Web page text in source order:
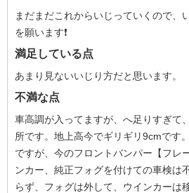
まだまだこれからいじっていくので、
を願います❗
満足している点
あまり見ないいじり方だと思います。
不満な点
車高調が入ってますが、へ足りすぎて
所です。地上高今でギリギリ9cmです。
ですが、今のフロントバンパー【フレ
ンカー、純正フォグを付けての車検は
らず、フォグは外して、ウインカーは